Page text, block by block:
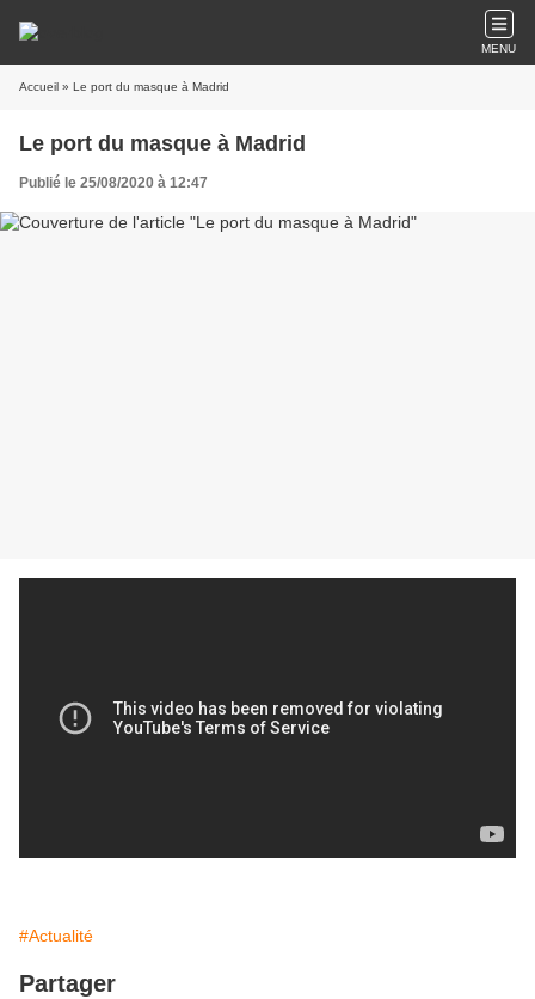
MENU
Accueil » Le port du masque à Madrid
Le port du masque à Madrid
Publié le 25/08/2020 à 12:47
#Actualité
Partager